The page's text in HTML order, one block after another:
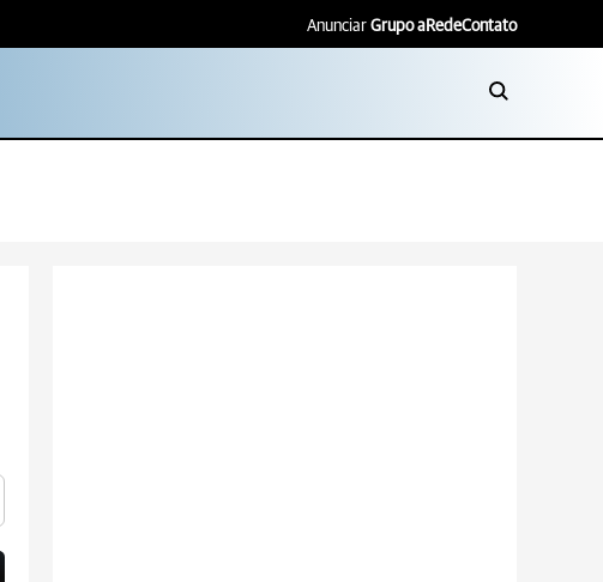
Anunciar Grupo aRedeContato